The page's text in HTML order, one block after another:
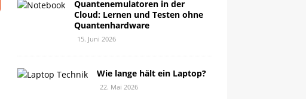
Quantenemulatoren in der
Cloud: Lernen und Testen ohne
Quantenhardware
15. Juni 2026
Wie lange hält ein Laptop?
22. Mai 2026